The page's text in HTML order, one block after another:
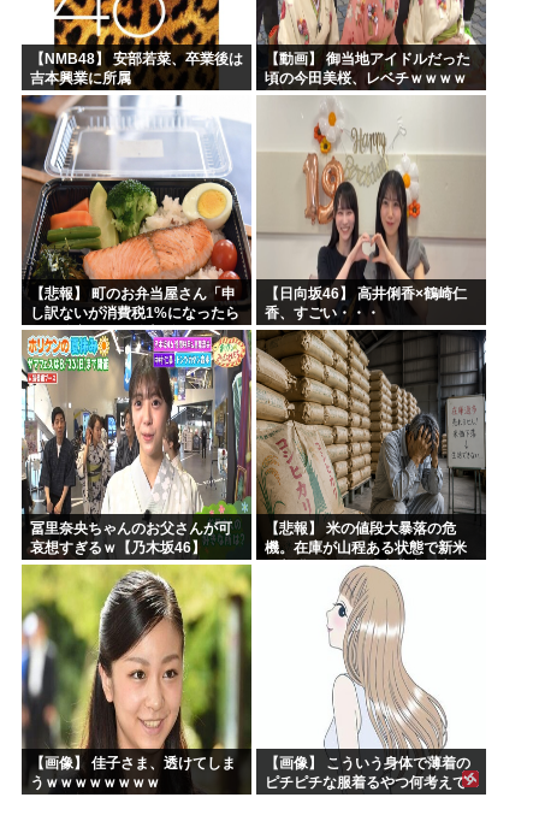
【NMB48】 安部若菜、卒業後は
吉本興業に所属
【動画】 御当地アイドルだった
頃の今田美桜、レベチｗｗｗｗ
ｗｗｗｗｗｗｗｗｗｗｗｗｗｗ
【悲報】 町のお弁当屋さん「申
し訳ないが消費税1%になったら
その分商品代を値上げするわ」
【日向坂46】 高井俐香×鶴崎仁
香、すごい・・・
冨里奈央ちゃんのお父さんが可
哀想すぎるｗ【乃木坂46】
【悲報】 米の値段大暴落の危
機。在庫が山程ある状態で新米
の収穫始まる。「米農家が生活
【画像】 佳子さま、透けてしま
うｗｗｗｗｗｗｗｗ
【画像】 こういう身体で薄着の
ピチピチな服着るやつ何考えて